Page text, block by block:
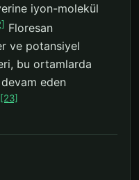
iyon-molekül
Floresan
ve potansiyel
bu ortamlarda
devam eden
[23]